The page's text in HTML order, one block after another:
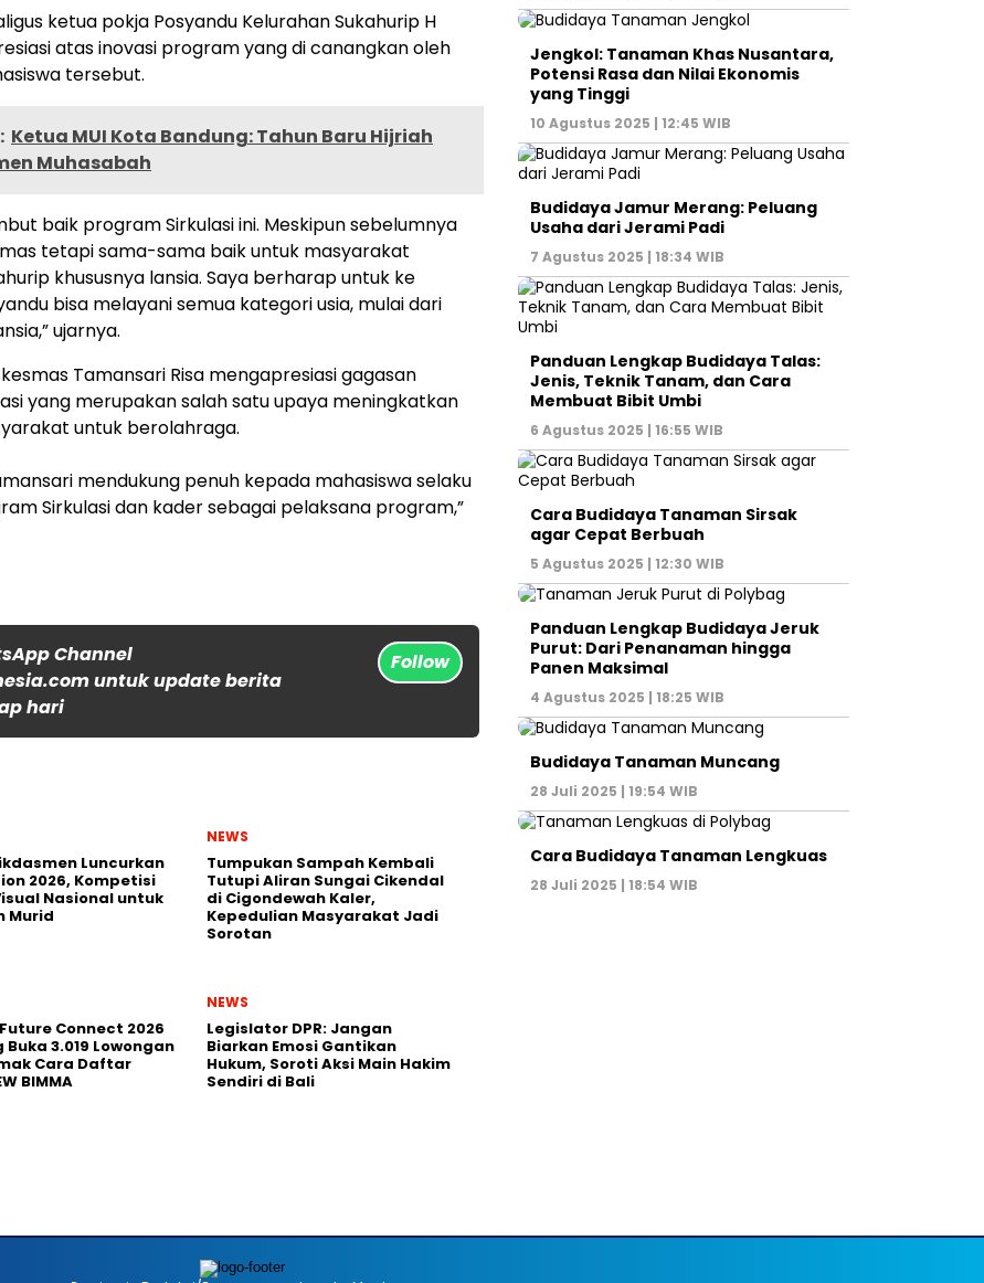
ketua pokja Posyandu Kelurahan Sukahurip H
atas inovasi program yang di canangkan oleh
tersebut.
Ketua MUI Kota Bandung: Tahun Baru Hijriah
Muhasabah
baik program Sirkulasi ini. Meskipun sebelumnya
tetapi sama-sama baik untuk masyarakat
khususnya lansia. Saya berharap untuk ke
bisa melayani semua kategori usia, mulai dari
ujarnya.
Tamansari Risa mengapresiasi gagasan
yang merupakan salah satu upaya meningkatkan
untuk berolahraga.
mendukung penuh kepada mahasiswa selaku
Sirkulasi dan kader sebagai pelaksana program,”
Channel
untuk update berita
hari
Follow
Luncurkan
2026, Kompetisi
Nasional untuk
Murid
NEWS
Tumpukan Sampah Kembali
Tutupi Aliran Sungai Cikendal
di Cigondewah Kaler,
Kepedulian Masyarakat Jadi
Sorotan
Connect 2026
Buka 3.019 Lowongan
Cara Daftar
BIMMA
NEWS
Legislator DPR: Jangan
Biarkan Emosi Gantikan
Hukum, Soroti Aksi Main Hakim
Sendiri di Bali
Jengkol: Tanaman Khas Nusantara,
Potensi Rasa dan Nilai Ekonomis
yang Tinggi
10 Agustus 2025 | 12:45 WIB
Budidaya Jamur Merang: Peluang
Usaha dari Jerami Padi
7 Agustus 2025 | 18:34 WIB
Panduan Lengkap Budidaya Talas:
Jenis, Teknik Tanam, dan Cara
Membuat Bibit Umbi
6 Agustus 2025 | 16:55 WIB
Cara Budidaya Tanaman Sirsak
agar Cepat Berbuah
5 Agustus 2025 | 12:30 WIB
Panduan Lengkap Budidaya Jeruk
Purut: Dari Penanaman hingga
Panen Maksimal
4 Agustus 2025 | 18:25 WIB
Budidaya Tanaman Muncang
28 Juli 2025 | 19:54 WIB
Cara Budidaya Tanaman Lengkuas
28 Juli 2025 | 18:54 WIB